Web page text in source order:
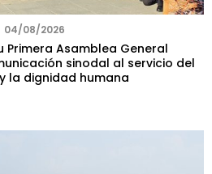
04/08/2026
Primera Asamblea General
sinodal al servicio del
la dignidad humana